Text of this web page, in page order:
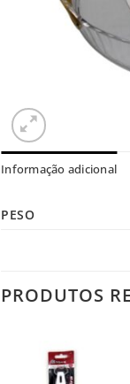
Informação adicional
PESO
PRODUTOS